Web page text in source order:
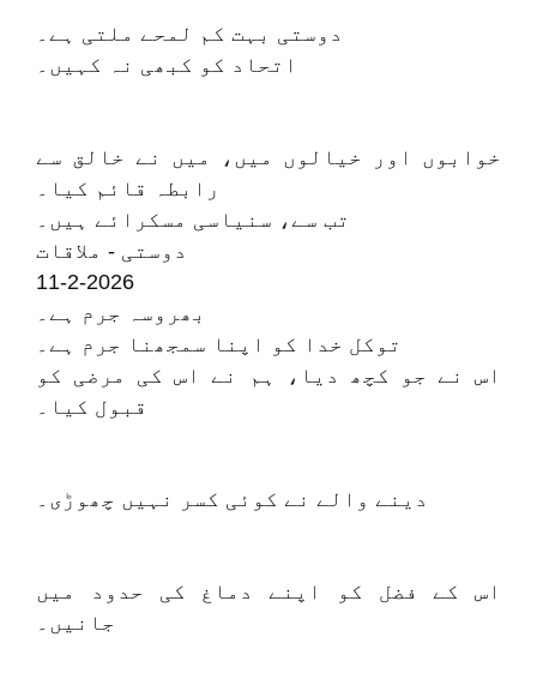
دوستی بہت کم لمحے ملتی ہے۔
اتحاد کو کبھی نہ کہیں۔
خوابوں اور خیالوں میں، میں نے خالق سے
رابطہ قائم کیا۔
تب سے، سنیاسی مسکرائے ہیں۔
دوستی - ملاقات
11-2-2026
بھروسہ جرم ہے۔
توکل خدا کو اپنا سمجھنا جرم ہے۔
اس نے جو کچھ دیا، ہم نے اس کی مرضی کو
قبول کیا۔
دینے والے نے کوئی کسر نہیں چھوڑی۔
اس کے فضل کو اپنے دماغ کی حدود میں
جانیں۔